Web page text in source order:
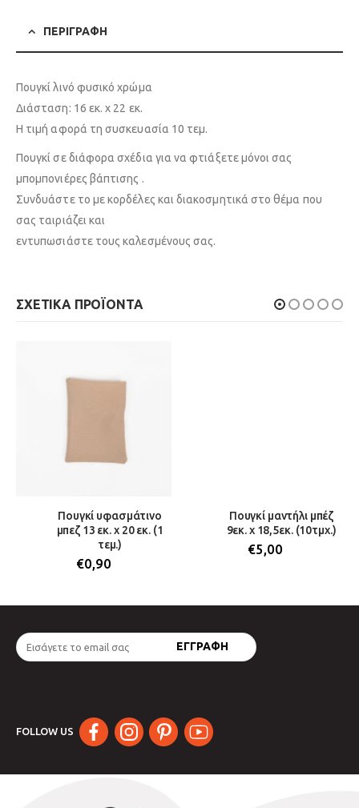
ΠΕΡΙΓΡΑΦΉ
Πουγκί λινό φυσικό χρώμα
Διάσταση: 16 εκ. x 22 εκ.
Η τιμή αφορά τη συσκευασία 10 τεμ.
Πουγκί σε διάφορα σχέδια για να φτιάξετε μόνοι σας
μπομπονιέρες βάπτισης .
Συνδυάστε το με κορδέλες και διακοσμητικά στο θέμα που
σας ταιριάζει και
εντυπωσιάστε τους καλεσμένους σας.
ΣΧΕΤΙΚΆ ΠΡΟΪΌΝΤΑ
Πουγκί υφασμάτινο
μπεζ 13 εκ. x 20 εκ. (1
τεμ.)
€0,90
Πουγκί μαντήλι μπέζ
9εκ. x 18,5εκ. (10τμχ.)
€5,00
FOLLOW US